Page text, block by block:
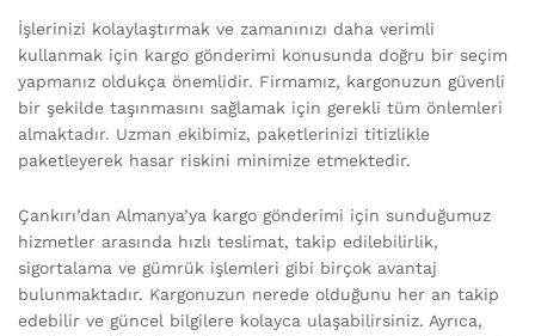
İşlerinizi kolaylaştırmak ve zamanınızı daha verimli
kullanmak için kargo gönderimi konusunda doğru bir seçim
yapmanız oldukça önemlidir. Firmamız, kargonuzun güvenli
bir şekilde taşınmasını sağlamak için gerekli tüm önlemleri
almaktadır. Uzman ekibimiz, paketlerinizi titizlikle
paketleyerek hasar riskini minimize etmektedir.
Çankırı’dan Almanya’ya kargo gönderimi için sunduğumuz
hizmetler arasında hızlı teslimat, takip edilebilirlik,
sigortalama ve gümrük işlemleri gibi birçok avantaj
bulunmaktadır. Kargonuzun nerede olduğunu her an takip
edebilir ve güncel bilgilere kolayca ulaşabilirsiniz. Ayrıca,